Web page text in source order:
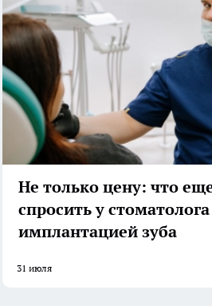
Не только цену: что
спросить у
имплантацией зуба
31 июля